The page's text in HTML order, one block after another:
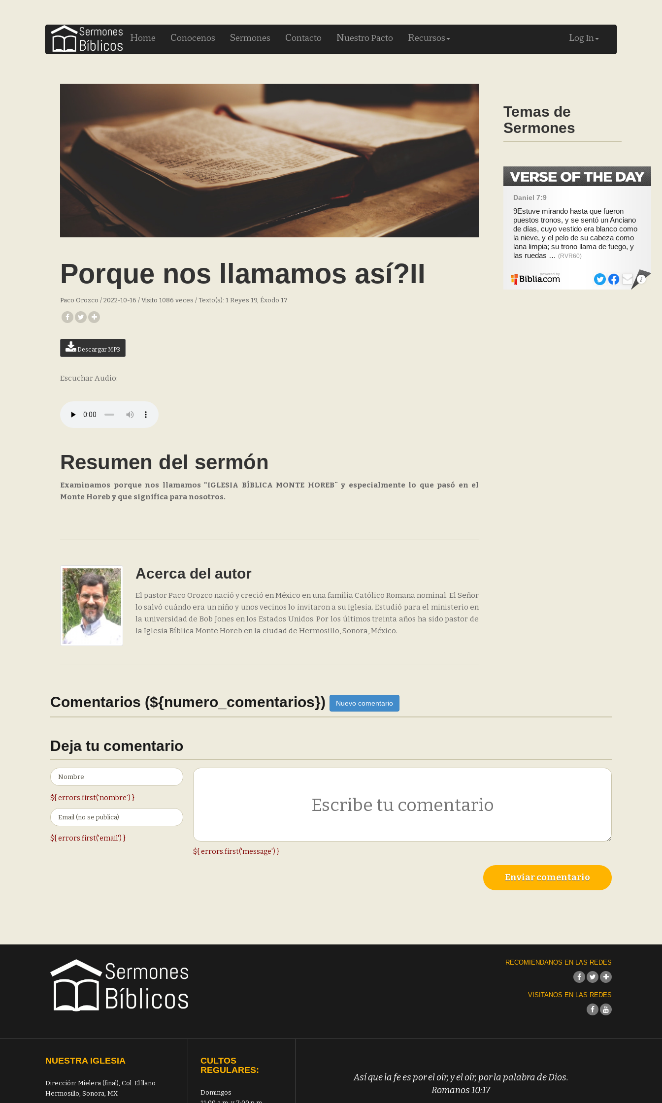
Log In
Home Conocenos Sermones Contacto Nuestro Pacto Recursos
Porque nos llamamos así?II
Paco Orozco / 2022-10-16 / Visito 1086 veces / Texto(s): 1 Reyes 19, Éxodo 17
Descargar MP3
Escuchar Audio:
Resumen del sermón
Examinamos porque nos llamamos "IGLESIA BÍBLICA MONTE HOREB¨ y especialmente lo que pasó en el
Monte Horeb y que significa para nosotros.
Acerca del autor
El pastor Paco Orozco nació y creció en México en una familia Católico Romana nominal. El Señor
lo salvó cuándo era un niño y unos vecinos lo invitaron a su Iglesia. Estudió para el ministerio en
la universidad de Bob Jones en los Estados Unidos. Por los últimos treinta años ha sido pastor de
la Iglesia Bíblica Monte Horeb en la ciudad de Hermosillo, Sonora, México.
Temas de
Sermones
Comentarios (${numero_comentarios}) Nuevo comentario
Deja tu comentario
${ errors.first('nombre') }
${ errors.first('email') }
${ errors.first('message') }
Enviar comentario
RECOMIENDANOS EN LAS REDES
VISITANOS EN LAS REDES
NUESTRA IGLESIA
Dirección: Mielera (final), Col. El llano
Hermosillo, Sonora, MX
CULTOS
REGULARES:
Domingos
Así que la fe es por el oír, y el oír, por la palabra de Dios.
Romanos 10:17